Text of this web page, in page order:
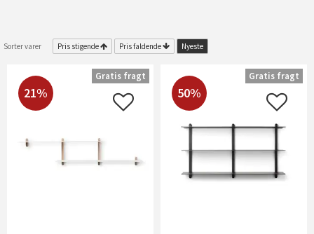
Sorter varer Pris stigende Pris faldende Nyeste
21%
Gratis fragt
50%
Gratis fragt